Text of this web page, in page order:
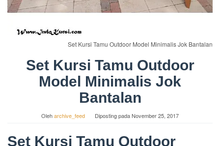
Set Kursi Tamu Outdoor Model Minimalis Jok Bantalan
Set Kursi Tamu Outdoor
Model Minimalis Jok
Bantalan
Oleharchive_feed Diposting padaNovember 25, 2017
Set Kursi Tamu Outdoor